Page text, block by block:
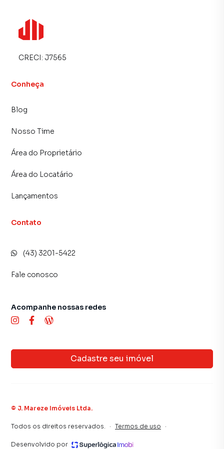
CRECI: J7565
Conheça
Blog
Nosso Time
Área do Proprietário
Área do Locatário
Lançamentos
Contato
(43) 3201-5422
Fale conosco
Cadastre seu imóvel
Acompanhe nossas redes
© J. Mareze Imóveis Ltda.
Todos os direitos reservados. · Termos de uso ·
Desenvolvido por